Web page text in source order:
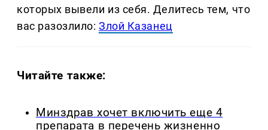
которых вывели из себя. Делитеcь тем, что
вас разозлило:Злой Казанец
Читайте также:
Минздрав хочет включить еще 4
препарата в перечень жизненно